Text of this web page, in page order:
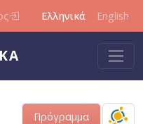
Ελληνικά English
Πρόγραμμα